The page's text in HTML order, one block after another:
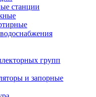
станции
групп
и запорные